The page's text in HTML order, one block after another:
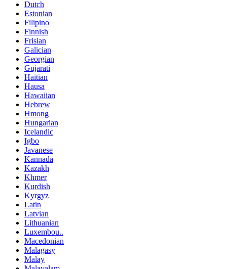
Dutch
Estonian
Filipino
Finnish
Frisian
Galician
Georgian
Gujarati
Haitian
Hausa
Hawaiian
Hebrew
Hmong
Hungarian
Icelandic
Igbo
Javanese
Kannada
Kazakh
Khmer
Kurdish
Kyrgyz
Latin
Latvian
Lithuanian
Luxembou..
Macedonian
Malagasy
Malay